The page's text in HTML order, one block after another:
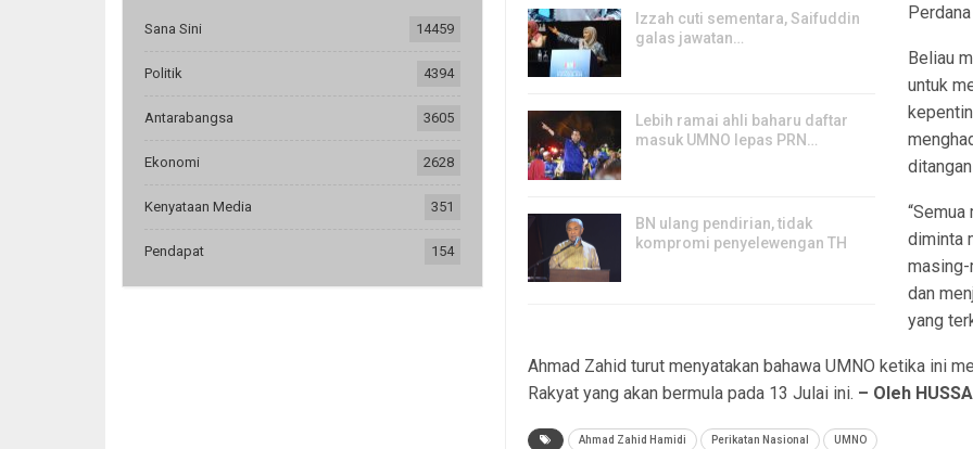
Izzah cuti sementara, Saifuddin
galas jawatan…
Lebih ramai ahli baharu daftar
masuk UMNO lepas PRN…
BN ulang pendirian, tidak
kompromi penyelewengan TH
Beliau
untuk
diminta
masing-
dan
yang
Ahmad Zahid turut menyatakan bahawa UMNO ketika ini
Rakyat yang akan bermula pada 13 Julai ini. – Oleh
Ahmad Zahid Hamidi Perikatan Nasional UMNO
Sana Sini 14459
Politik 4394
Antarabangsa 3605
Ekonomi 2628
Kenyataan Media 351
Pendapat 154